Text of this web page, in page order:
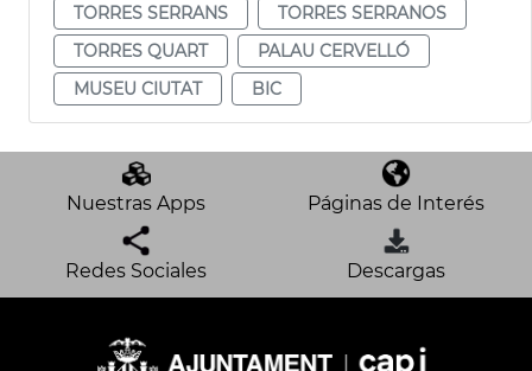
TORRES SERRANS
TORRES SERRANOS
TORRES QUART
PALAU CERVELLÓ
MUSEU CIUTAT
BIC
Nuestras Apps Páginas de Interés
Redes Sociales Descargas